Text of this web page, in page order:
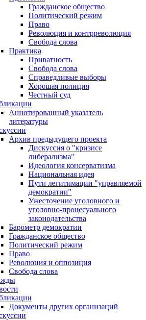
Гражданское общество
Политический режим
Право
Революция и контрреволюция
Свобода слова
Практика
Приватность
Свобода слова
Справедливые выборы
Хорошая полиция
Честный суд
Аннотированный указатель
литературы
Архив предыдущего проекта
Дискуссия о "кризисе
либерализма"
Идеология консерватизма
Национальная идея
Пути легитимации "управляемой
демократии"
Ужесточение уголовного и
уголовно-процесуального
законодательства
Барометр демократии
Гражданское общество
Политический режим
Право
Революция и оппозиция
Свобода слова
Документы других организаций